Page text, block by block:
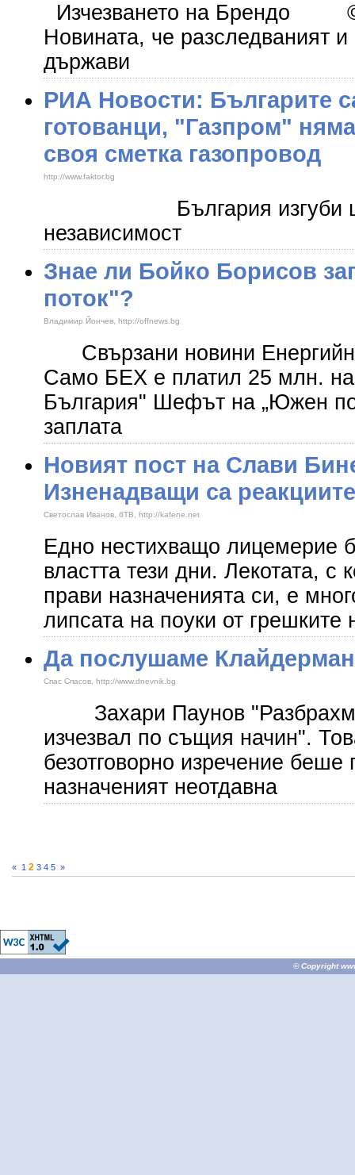
Изчезването на Брендо
Новината, че разследваният
държави
РИА Новости: Българите
готованци, "Газпром"
своя сметка газопровод
http://www.faktor.bg
България изгуби
независимост
Знае ли Бойко Борисов
поток"?
Владимир Йончев, http://offnews.bg
Свързани новини
Само БЕХ е платил 25 млн.
България" Шефът на „Южен
заплата
Новият пост на Слави
Изненадващи са
Светослав Иванов, бТВ, http://kafene.net
Едно нестихващо лицемерие
властта тези дни. Лекотата, с
прави назначенията си, е
липсата на поуки от грешките
Да послушаме
Спас Спасов, http://www.dnevnik.bg
Захари Паунов
изчезвал по същия начин".
безотговорно изречение беше
назначеният неотдавна
« 1 2 3 4 5 »
© Copyright